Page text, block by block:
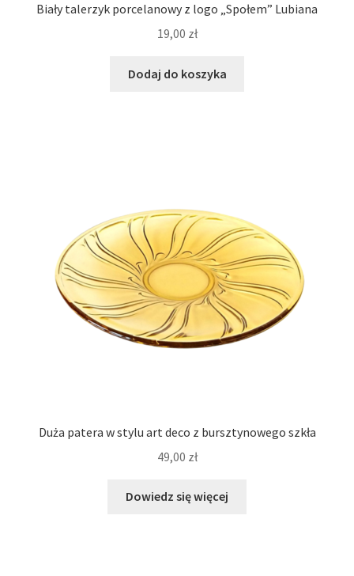
Biały talerzyk porcelanowy z logo „Społem” Lubiana
19,00 zł
Dodaj do koszyka
Duża patera w stylu art deco z bursztynowego szkła
49,00 zł
Dowiedz się więcej